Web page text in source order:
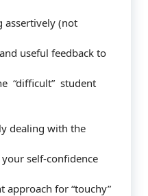
assertively (not
useful feedback to
“difficult” student
dealing with the
self-confidence
approach for “touchy”